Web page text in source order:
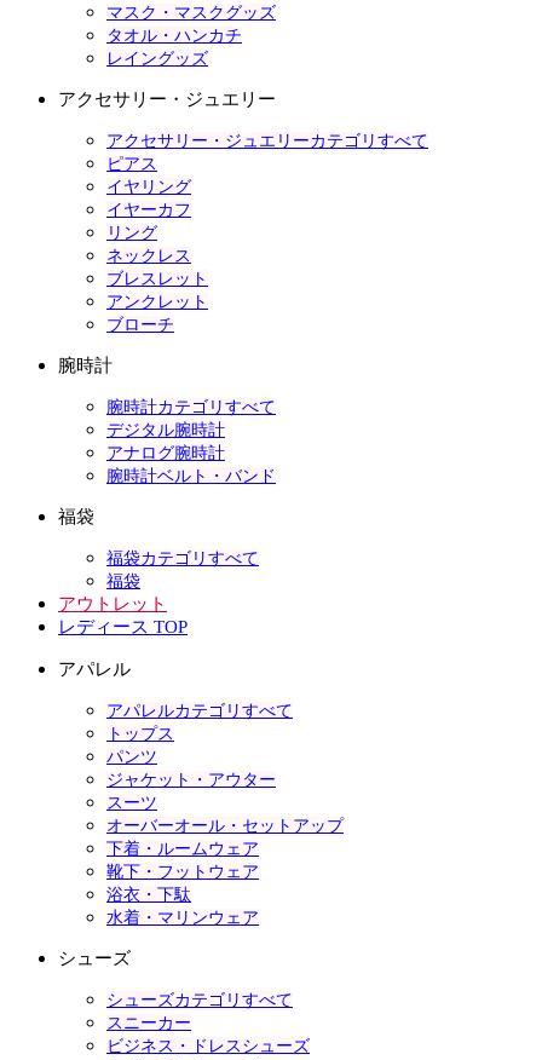
マスク・マスクグッズ
タオル・ハンカチ
レイングッズ
アクセサリー・ジュエリー
アクセサリー・ジュエリーカテゴリすべて
ピアス
イヤリング
イヤーカフ
リング
ネックレス
ブレスレット
アンクレット
ブローチ
腕時計
腕時計カテゴリすべて
デジタル腕時計
アナログ腕時計
腕時計ベルト・バンド
福袋
福袋カテゴリすべて
福袋
アウトレット
レディース TOP
アパレル
アパレルカテゴリすべて
トップス
パンツ
ジャケット・アウター
スーツ
オーバーオール・セットアップ
下着・ルームウェア
靴下・フットウェア
浴衣・下駄
水着・マリンウェア
シューズ
シューズカテゴリすべて
スニーカー
ビジネス・ドレスシューズ